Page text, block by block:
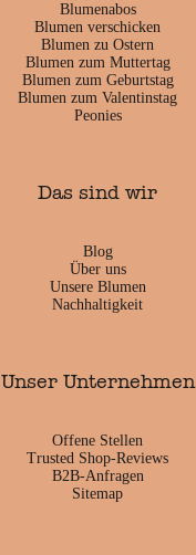
Blumenabos
Blumen verschicken
Blumen zu Ostern
Blumen zum Muttertag
Blumen zum Geburtstag
Blumen zum Valentinstag
Peonies
Das sind wir
Blog
Über uns
Unsere Blumen
Nachhaltigkeit
Unser Unternehmen
Offene Stellen
Trusted Shop-Reviews
B2B-Anfragen
Sitemap